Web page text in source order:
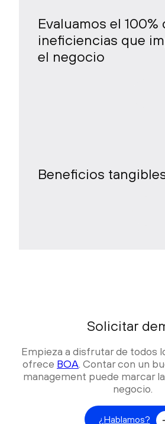
Evaluamos el 100%
ineficiencias que
el negocio
Beneficios
Solicitar
Empieza a disfrutar de todos
ofrece BOA. Contar con un
management puede marcar
negocio.
¿Hablamos?